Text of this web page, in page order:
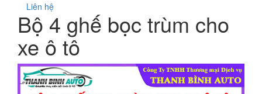
Liên hệ
Bộ 4 ghế bọc trùm cho
xe ô tô